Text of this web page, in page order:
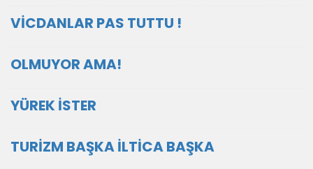
VİCDANLAR PAS TUTTU !
OLMUYOR AMA!
YÜREK İSTER
TURİZM BAŞKA İLTİCA BAŞKA